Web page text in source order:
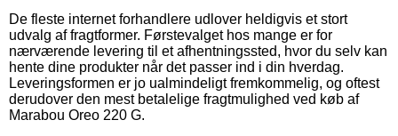
De fleste internet forhandlere udlover heldigvis et stort
udvalg af fragtformer. Førstevalget hos mange er for
nærværende levering til et afhentningssted, hvor du selv kan
hente dine produkter når det passer ind i din hverdag.
Leveringsformen er jo ualmindeligt fremkommelig, og oftest
derudover den mest betalelige fragtmulighed ved køb af
Marabou Oreo 220 G.